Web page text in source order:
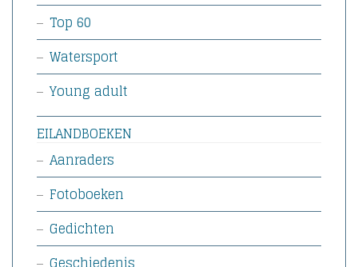
Top 60
Watersport
Young adult
EILANDBOEKEN
Aanraders
Fotoboeken
Gedichten